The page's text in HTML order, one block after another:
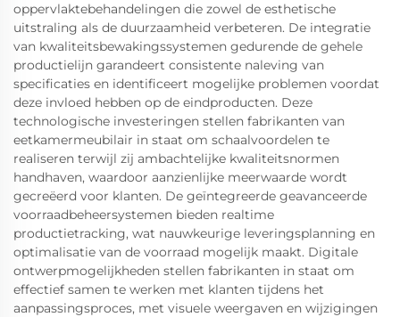
oppervlaktebehandelingen die zowel de esthetische
uitstraling als de duurzaamheid verbeteren. De integratie
van kwaliteitsbewakingssystemen gedurende de gehele
productielijn garandeert consistente naleving van
specificaties en identificeert mogelijke problemen voordat
deze invloed hebben op de eindproducten. Deze
technologische investeringen stellen fabrikanten van
eetkamermeubilair in staat om schaalvoordelen te
realiseren terwijl zij ambachtelijke kwaliteitsnormen
handhaven, waardoor aanzienlijke meerwaarde wordt
gecreëerd voor klanten. De geïntegreerde geavanceerde
voorraadbeheersystemen bieden realtime
productietracking, wat nauwkeurige leveringsplanning en
optimalisatie van de voorraad mogelijk maakt. Digitale
ontwerpmogelijkheden stellen fabrikanten in staat om
effectief samen te werken met klanten tijdens het
aanpassingsproces, met visuele weergaven en wijzigingen